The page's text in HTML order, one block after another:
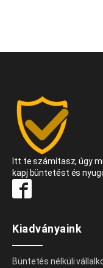
Itt te számítasz, úgy
kapj büntetést és
Kiadványaink
Büntetés nélküli